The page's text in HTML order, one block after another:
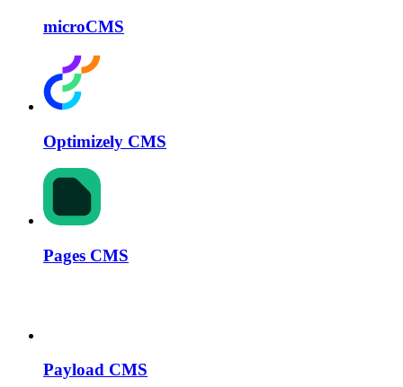
microCMS
Optimizely CMS
Pages CMS
Payload CMS